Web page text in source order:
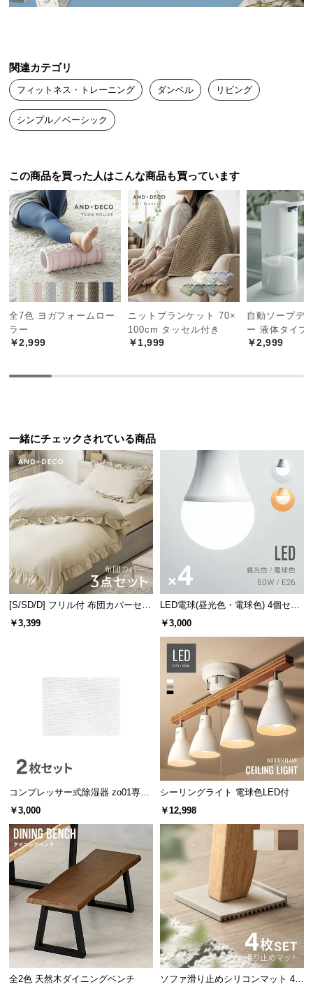
い
て
大
品
の
配
送
に
つ
い
て
中
商
に
つ
い
て
小
型
の
配
送
に
サ
ー
に
つ
て
経
に
関連カテゴリ
フィットネス・トレーニング ダンベル リビング
シンプル／ベーシック
この商品を買った人はこんな商品も買っています
全7色 ヨガフォームロー
ラー
￥2,999
ニットブランケット 70×
100cm タッセル付き
￥1,999
自動ソープデ
ー 液体タイプ
￥2,999
一緒にチェックされている商品
[S/SD/D] フリル付 布団カバーセッ
ト
￥3,399
LED電球(昼光色・電球色) 4個セッ
ト
￥3,000
コンプレッサー式除湿器 zo01専用
交換用活性炭フィルター 2個セット
￥3,000
シーリングライト 電球色LED付
￥12,998
全2色 天然木ダイニングベンチ
ソファ滑り止めシリコンマット 4個